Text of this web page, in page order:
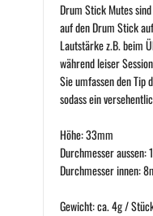
Drum Stick Mutes
auf den Drum Stick
Lautstärke z.B. beim
während leiser
Sie umfassen den Tip
sodass ein
Höhe: 33mm
Durchmesser aussen:
Durchmesser innen:
Gewicht: ca. 4g /